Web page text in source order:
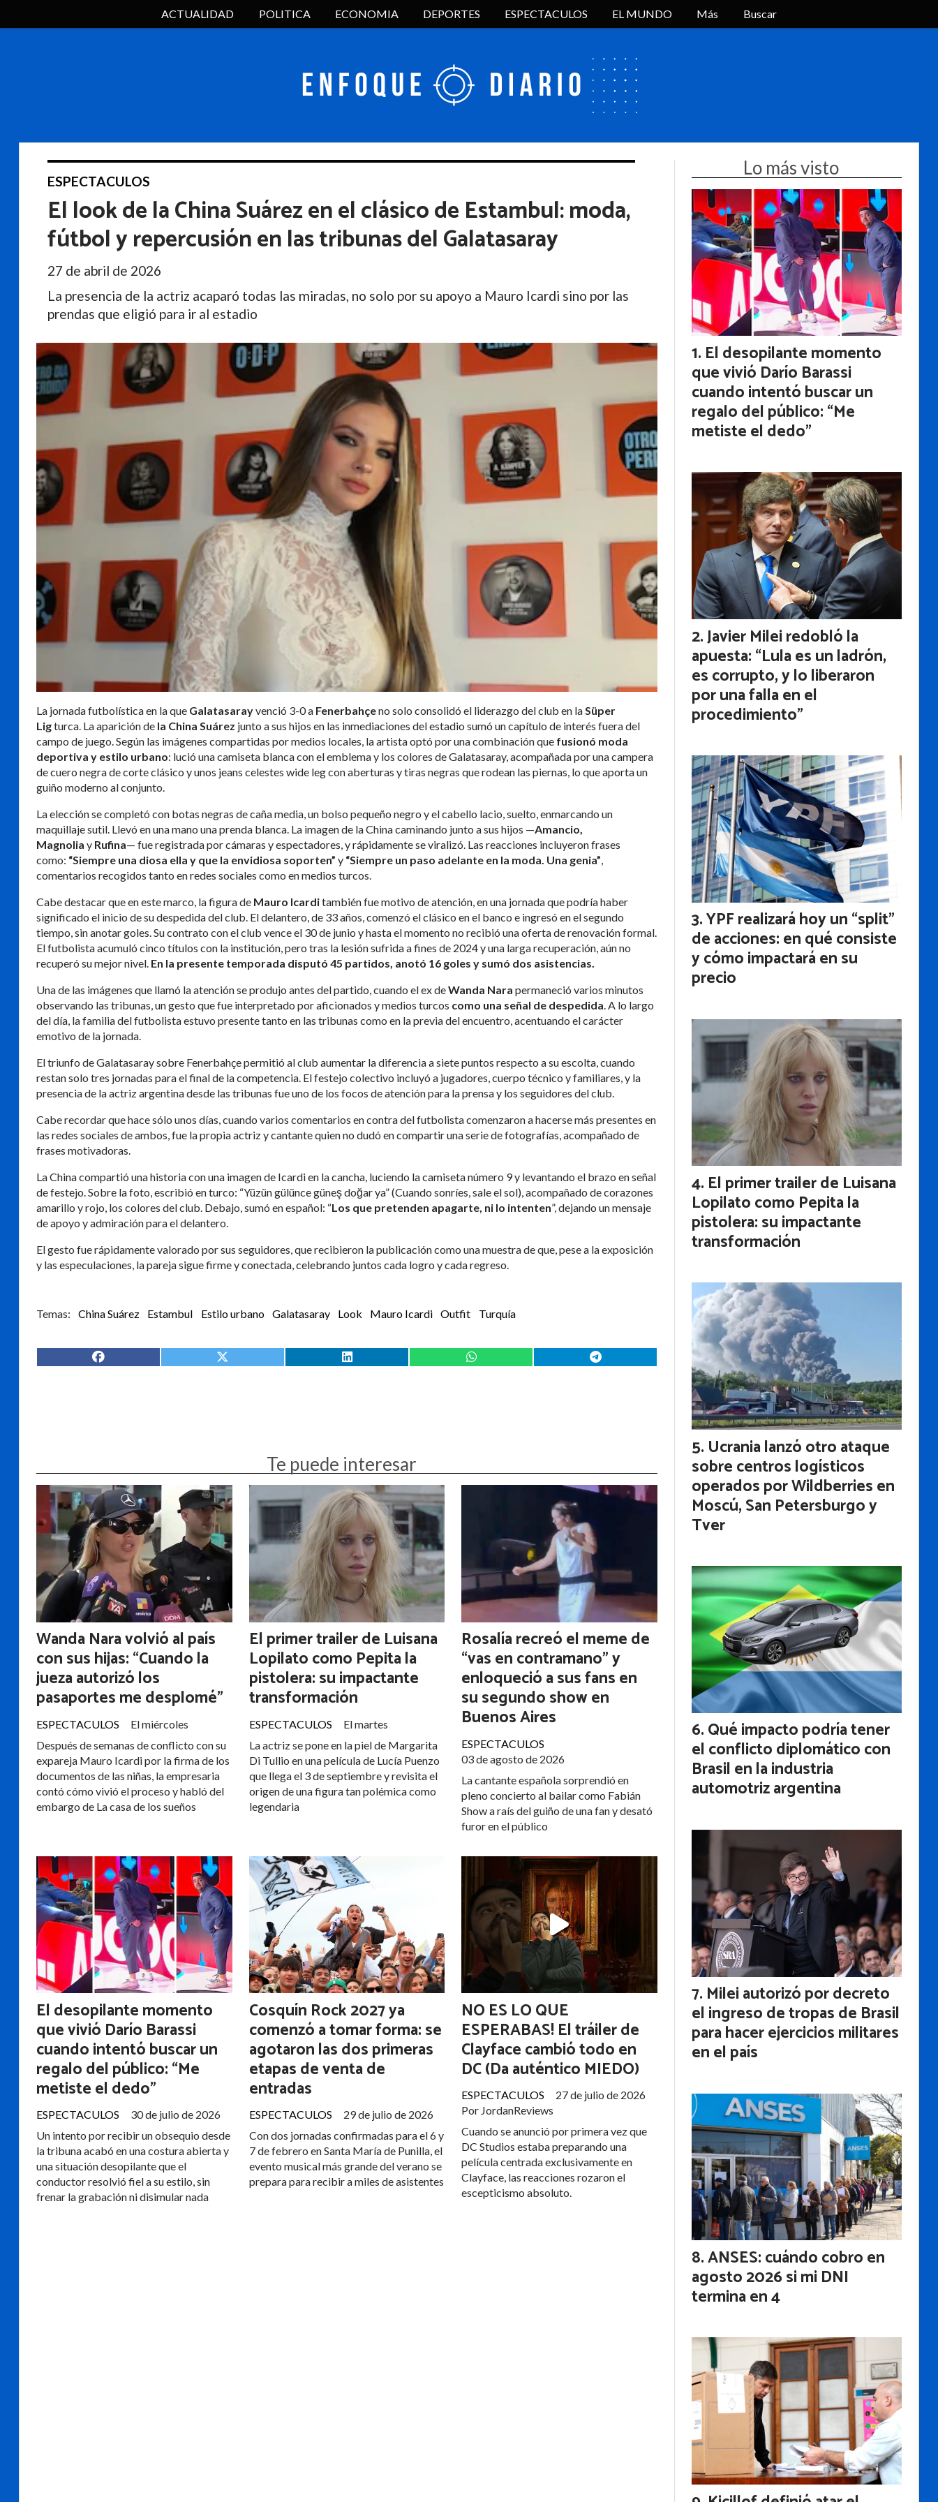
ACTUALIDAD POLITICA ECONOMIA DEPORTES ESPECTACULOS EL MUNDO Más Buscar
El look de la China Suárez en el clásico de Estambul: moda,
fútbol y repercusión en las tribunas del Galatasaray
La presencia de la actriz acaparó todas las miradas, no solo por su apoyo a Mauro Icardi sino por las
prendas que eligió para ir al estadio
ESPECTACULOS
27 de abril de 2026
La jornada futbolística en la que Galatasarayvenció 3-0 a Fenerbahçeno solo consolidó el liderazgo del club en laSüper
Ligturca. La aparición de la China Suárez junto a sus hijos en las inmediaciones del estadio sumó un capítulo de interés fuera del
campo de juego. Según las imágenes compartidas por medios locales, la artista optó por una combinación que fusionó moda
deportiva y estilo urbano: lució una camiseta blanca con el emblema y los colores de Galatasaray, acompañada por una campera
de cuero negra de corte clásico y unos jeans celestes wide leg con aberturas y tiras negras que rodean las piernas, lo que aporta un
guiño moderno al conjunto.
La elección se completó con botas negras de caña media, un bolso pequeño negro y el cabello lacio, suelto, enmarcando un
maquillaje sutil. Llevó en una mano una prenda blanca. La imagen de la China caminando junto a sus hijos —Amancio,
Magnolia y Rufina— fue registrada por cámaras y espectadores, y rápidamente se viralizó. Las reacciones incluyeron frases
como: “Siempre una diosa ella y que la envidiosa soporten” y “Siempre un paso adelante en la moda. Una genia”,
comentarios recogidos tanto en redes sociales como en medios turcos.
Cabe destacar que en este marco, la figura de Mauro Icarditambién fue motivo de atención, en una jornada que podría haber
significado el inicio de su despedida del club. El delantero, de 33 años, comenzó el clásico en el banco e ingresó en el segundo
tiempo, sin anotar goles. Su contrato con el club vence el 30 de junio y hasta el momento no recibió una oferta de renovación formal.
El futbolista acumuló cinco títulos con la institución, pero tras la lesión sufrida a fines de 2024 y una larga recuperación, aún no
recuperó su mejor nivel. En la presente temporada disputó 45 partidos, anotó 16 goles y sumó dos asistencias.
Una de las imágenes que llamó la atención se produjo antes del partido, cuando el ex deWanda Nara permaneció varios minutos
observando las tribunas, un gesto que fue interpretado por aficionados y medios turcos como una señal de despedida. A lo largo
del día, la familia del futbolista estuvo presente tanto en las tribunas como en la previa del encuentro, acentuando el carácter
emotivo de la jornada.
El triunfo de Galatasaray sobre Fenerbahçe permitió al club aumentar la diferencia a siete puntos respecto a su escolta, cuando
restan solo tres jornadas para el final de la competencia. El festejo colectivo incluyó a jugadores, cuerpo técnico y familiares, y la
presencia de la actriz argentina desde las tribunas fue uno de los focos de atención para la prensa y los seguidores del club.
Cabe recordar que hace sólo unos días, cuando varios comentarios en contra del futbolista comenzaron a hacerse más presentes en
las redes sociales de ambos, fue la propia actriz y cantante quien no dudó en compartir una serie de fotografías, acompañado de
frases motivadoras.
La China compartió una historia con una imagen de Icardi en la cancha, luciendo la camiseta número 9 y levantando el brazo en señal
de festejo. Sobre la foto, escribió en turco: “Yüzün gülünce güneş doğar ya” (Cuando sonríes, sale el sol), acompañado de corazones
amarillo y rojo, los colores del club. Debajo, sumó en español: “Los que pretenden apagarte, ni lo intenten”, dejando un mensaje
de apoyo y admiración para el delantero.
El gesto fue rápidamente valorado por sus seguidores, que recibieron la publicación como una muestra de que, pese a la exposición
y las especulaciones, la pareja sigue firme y conectada, celebrando juntos cada logro y cada regreso.
China Suárez Estambul Estilo urbano Galatasaray Look Mauro Icardi Outfit Turquía
Te puede interesar
Wanda Nara volvió al país
con sus hijas: “Cuando la
jueza autorizó los
pasaportes me desplomé”
ESPECTACULOS
El miércoles
Después de semanas de conflicto con su
expareja Mauro Icardi por la firma de los
documentos de las niñas, la empresaria
contó cómo vivió el proceso y habló del
embargo de La casa de los sueños
El primer trailer de Luisana
Lopilato como Pepita la
pistolera: su impactante
transformación
ESPECTACULOS
El martes
La actriz se pone en la piel de Margarita
Di Tullio en una película de Lucía Puenzo
que llega el 3 de septiembre y revisita el
origen de una figura tan polémica como
legendaria
Rosalía recreó el meme de
“vas en contramano” y
enloqueció a sus fans en
su segundo show en
Buenos Aires
ESPECTACULOS
03 de agosto de 2026
La cantante española sorprendió en
pleno concierto al bailar como Fabián
Show a raís del guiño de una fan y desató
furor en el público
El desopilante momento
que vivió Darío Barassi
cuando intentó buscar un
regalo del público: “Me
metiste el dedo”
ESPECTACULOS
30 de julio de 2026
Un intento por recibir un obsequio desde
la tribuna acabó en una costura abierta y
una situación desopilante que el
conductor resolvió fiel a su estilo, sin
frenar la grabación ni disimular nada
Cosquín Rock 2027 ya
comenzó a tomar forma: se
agotaron las dos primeras
etapas de venta de
entradas
ESPECTACULOS
29 de julio de 2026
Con dos jornadas confirmadas para el 6 y
7 de febrero en Santa María de Punilla, el
evento musical más grande del verano se
prepara para recibir a miles de asistentes
NO ES LO QUE
ESPERABAS! El tráiler de
Clayface cambió todo en
DC (Da auténtico MIEDO)
Por JordanReviews
ESPECTACULOS 27 de julio de 2026
Cuando se anunció por primera vez que
DC Studios estaba preparando una
película centrada exclusivamente en
Clayface, las reacciones rozaron el
escepticismo absoluto.
Lo más visto
El desopilante momento
que vivió Darío Barassi
cuando intentó buscar un
regalo del público: “Me
metiste el dedo”
Javier Milei redobló la
apuesta: “Lula es un ladrón,
es corrupto, y lo liberaron
por una falla en el
procedimiento”
YPF realizará hoy un “split”
de acciones: en qué consiste
y cómo impactará en su
precio
El primer trailer de Luisana
Lopilato como Pepita la
pistolera: su impactante
transformación
Ucrania lanzó otro ataque
sobre centros logísticos
operados por Wildberries en
Moscú, San Petersburgo y
Tver
Qué impacto podría tener
el conflicto diplomático con
Brasil en la industria
automotriz argentina
Milei autorizó por decreto
el ingreso de tropas de Brasil
para hacer ejercicios militares
en el país
ANSES: cuándo cobro en
agosto 2026 si mi DNI
termina en 4